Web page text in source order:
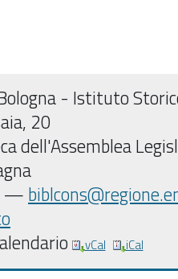
- Istituto
20
dell'Assemblea
—
vCal iCal